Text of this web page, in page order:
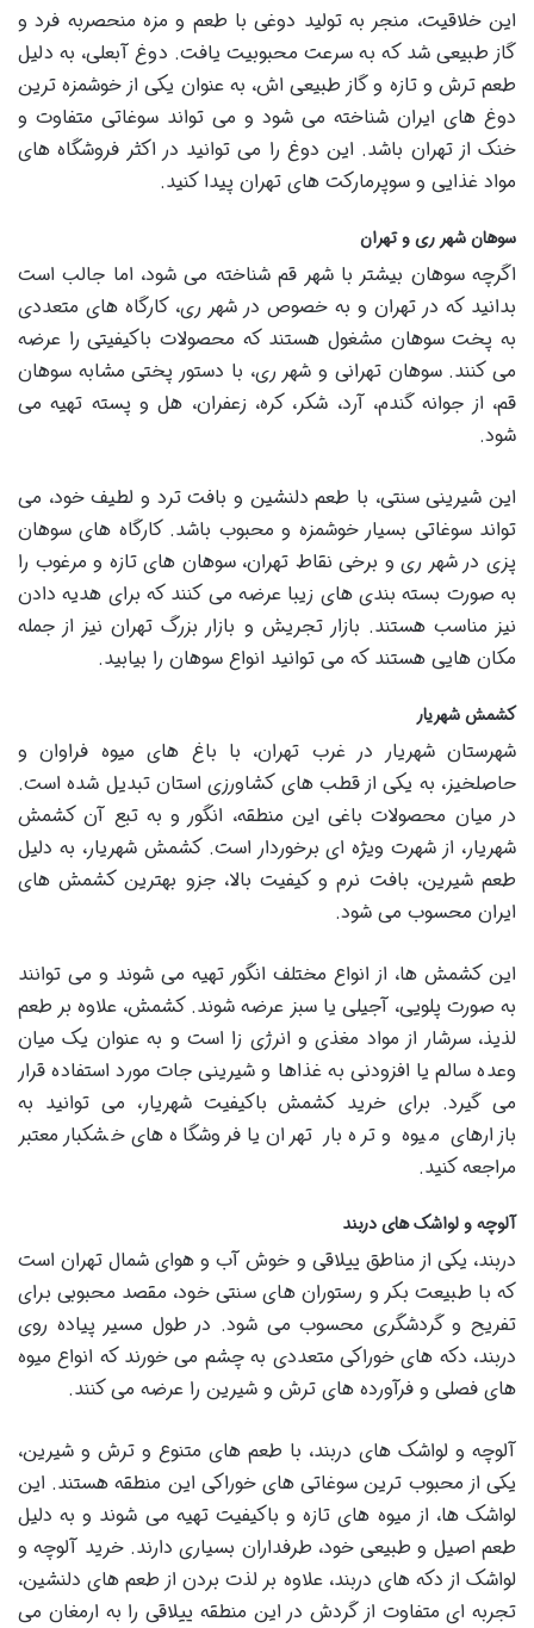
این خلاقیت، منجر به تولید دوغی با طعم و مزه منحصربه فرد و
گاز طبیعی شد که به سرعت محبوبیت یافت. دوغ آبعلی، به دلیل
طعم ترش و تازه و گاز طبیعی اش، به عنوان یکی از خوشمزه ترین
دوغ های ایران شناخته می شود و می تواند سوغاتی متفاوت و
خنک از تهران باشد. این دوغ را می توانید در اکثر فروشگاه های
مواد غذایی و سوپرمارکت های تهران پیدا کنید.
سوهان شهر ری و تهران
اگرچه سوهان بیشتر با شهر قم شناخته می شود، اما جالب است
بدانید که در تهران و به خصوص در شهر ری، کارگاه های متعددی
به پخت سوهان مشغول هستند که محصولات باکیفیتی را عرضه
می کنند. سوهان تهرانی و شهر ری، با دستور پختی مشابه سوهان
قم، از جوانه گندم، آرد، شکر، کره، زعفران، هل و پسته تهیه می
شود.
این شیرینی سنتی، با طعم دلنشین و بافت ترد و لطیف خود، می
تواند سوغاتی بسیار خوشمزه و محبوب باشد. کارگاه های سوهان
پزی در شهر ری و برخی نقاط تهران، سوهان های تازه و مرغوب را
به صورت بسته بندی های زیبا عرضه می کنند که برای هدیه دادن
نیز مناسب هستند. بازار تجریش و بازار بزرگ تهران نیز از جمله
مکان هایی هستند که می توانید انواع سوهان را بیابید.
کشمش شهریار
شهرستان شهریار در غرب تهران، با باغ های میوه فراوان و
حاصلخیز، به یکی از قطب های کشاورزی استان تبدیل شده است.
در میان محصولات باغی این منطقه، انگور و به تبع آن کشمش
شهریار، از شهرت ویژه ای برخوردار است. کشمش شهریار، به دلیل
طعم شیرین، بافت نرم و کیفیت بالا، جزو بهترین کشمش های
ایران محسوب می شود.
این کشمش ها، از انواع مختلف انگور تهیه می شوند و می توانند
به صورت پلویی، آجیلی یا سبز عرضه شوند. کشمش، علاوه بر طعم
لذیذ، سرشار از مواد مغذی و انرژی زا است و به عنوان یک میان
وعده سالم یا افزودنی به غذاها و شیرینی جات مورد استفاده قرار
می گیرد. برای خرید کشمش باکیفیت شهریار، می توانید به
بازارهای میوه و تره بار تهران یا فروشگاه های خشکبار معتبر
مراجعه کنید.
آلوچه و لواشک های دربند
دربند، یکی از مناطق ییلاقی و خوش آب و هوای شمال تهران است
که با طبیعت بکر و رستوران های سنتی خود، مقصد محبوبی برای
تفریح و گردشگری محسوب می شود. در طول مسیر پیاده روی
دربند، دکه های خوراکی متعددی به چشم می خورند که انواع میوه
های فصلی و فرآورده های ترش و شیرین را عرضه می کنند.
آلوچه و لواشک های دربند، با طعم های متنوع و ترش و شیرین،
یکی از محبوب ترین سوغاتی های خوراکی این منطقه هستند. این
لواشک ها، از میوه های تازه و باکیفیت تهیه می شوند و به دلیل
طعم اصیل و طبیعی خود، طرفداران بسیاری دارند. خرید آلوچه و
لواشک از دکه های دربند، علاوه بر لذت بردن از طعم های دلنشین،
تجربه ای متفاوت از گردش در این منطقه ییلاقی را به ارمغان می